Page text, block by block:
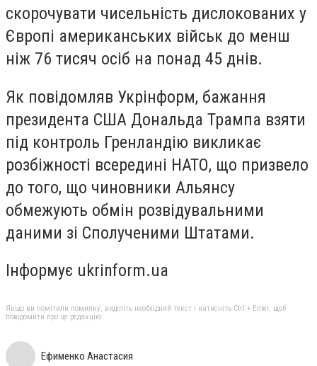
скорочувати чисельність дислокованих у
Європі американських військ до менш
ніж 76 тисяч осіб на понад 45 днів.
Як повідомляв Укрінформ, бажання
президента США Дональда Трампа взяти
під контроль Гренландію викликає
розбіжності всередині НАТО, що призвело
до того, що чиновники Альянсу
обмежують обмін розвідувальними
даними зі Сполученими Штатами.
Інформує ukrinform.ua
Якщо ви помітили помилку, виділіть необхідний текст і натисніть Ctrl + Enter, щоб
повідомити про це редакцію
Ефименко Анастасия